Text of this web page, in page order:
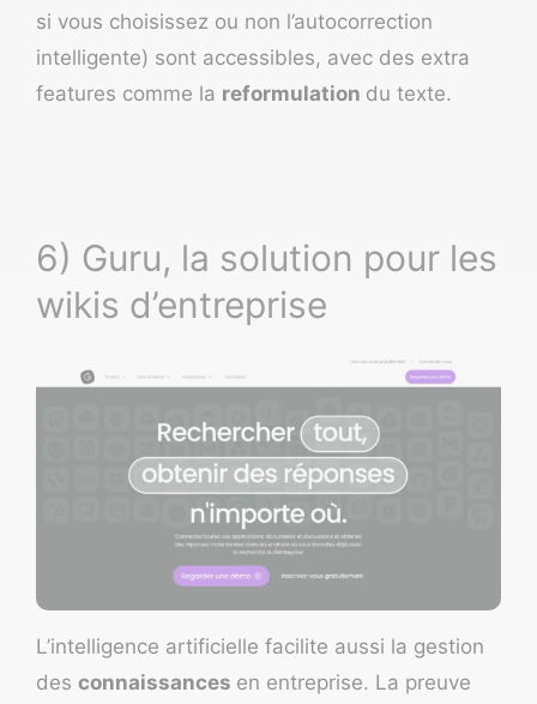
si vous choisissez ou non l’autocorrection
intelligente) sont accessibles, avec des extra
features comme la reformulation du texte.
6) Guru, la solution pour les
wikis d’entreprise
L’intelligence artificielle facilite aussi la gestion
des connaissances en entreprise. La preuve